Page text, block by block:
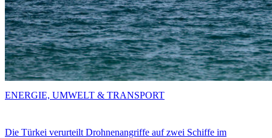
Die Türkei verurteilt Drohnenangriffe auf zwei Schiffe im
ENERGIE, UMWELT & TRANSPORT